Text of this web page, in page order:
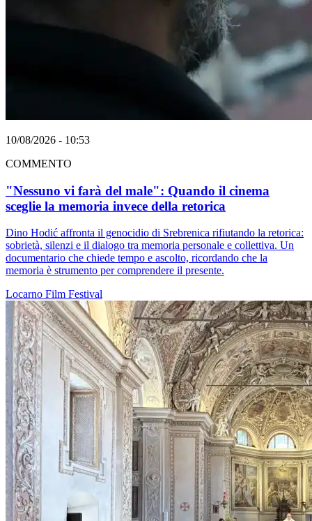
10/08/2026 - 10:53
COMMENTO
"Nessuno vi farà del male": Quando il cinema
sceglie la memoria invece della retorica
Dino Hodić affronta il genocidio di Srebrenica rifiutando la retorica:
sobrietà, silenzi e il dialogo tra memoria personale e collettiva. Un
documentario che chiede tempo e ascolto, ricordando che la
memoria è strumento per comprendere il presente.
Locarno Film Festival